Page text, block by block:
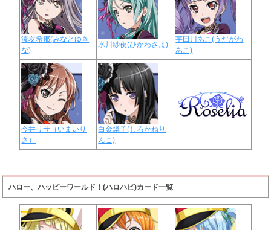
湊友希那(みなとゆき
な)
氷川紗夜(ひかわさよ)
宇田川あこ(うだがわ
あこ)
今井リサ（いまいり
さ）
白金燐子(しろかねり
んこ)
ハロー、ハッピーワールド！(ハロハピ)カード一覧